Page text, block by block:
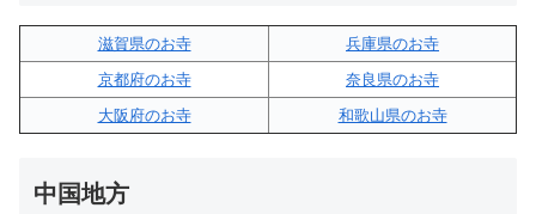
滋賀県のお寺
兵庫県のお寺
京都府のお寺
奈良県のお寺
大阪府のお寺
和歌山県のお寺
中国地方